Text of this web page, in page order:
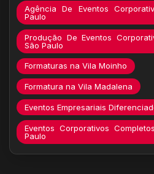
Agência De Eventos
Paulo
Produção De Eventos
São Paulo
Formaturas na Vila Moinho
Formatura na Vila Madalena
Eventos Empresariais
Eventos Corporativos
Paulo